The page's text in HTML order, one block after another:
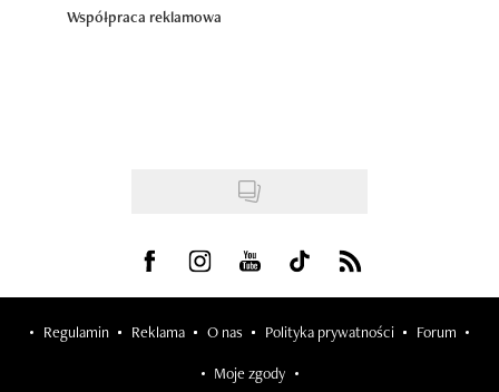
Współpraca reklamowa
Visit us on Facebook
Visit us on Instagram
Visit us on Youtube
Visit us on Tiktok
Visit us on Rss
Regulamin Reklama O nas Polityka prywatności Forum
Moje zgody